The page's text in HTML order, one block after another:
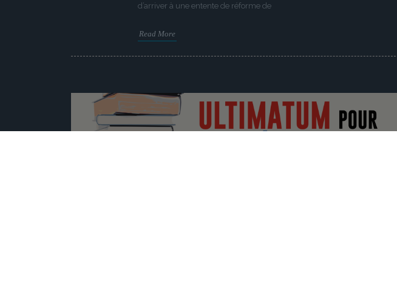
d’arriver à une entente de réforme de
Read More